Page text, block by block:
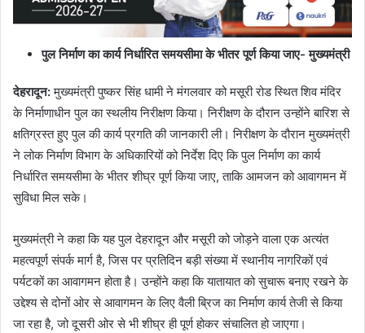
पुल निर्माण का कार्य निर्धारित समयसीमा के भीतर पूर्ण किया जाए- मुख्यमंत्री
देहरादून:मुख्यमंत्री पुष्कर सिंह धामी ने मंगलवार को मसूरी रोड स्थित शिव मंदिर
के निर्माणाधीन पुल का स्थलीय निरीक्षण किया। निरीक्षण के दौरान उन्होंने बारिश से
क्षतिग्रस्त हुए पुल की कार्य प्रगति की जानकारी ली। निरीक्षण के दौरान मुख्यमंत्री
ने लोक निर्माण विभाग के अधिकारियों को निर्देश दिए कि पुल निर्माण का कार्य
निर्धारित समयसीमा के भीतर शीघ्र पूर्ण किया जाए, ताकि आमजन को आवागमन में
सुविधा मिल सके।
मुख्यमंत्री ने कहा कि यह पुल देहरादून और मसूरी को जोड़ने वाला एक अत्यंत
महत्वपूर्ण संपर्क मार्ग है, जिस पर प्रतिदिन बड़ी संख्या में स्थानीय नागरिकों एवं
पर्यटकों का आवागमन होता है। उन्होंने कहा कि यातायात को सुचारू बनाए रखने के
उद्देश्य से दोनों ओर से आवागमन के लिए वैली ब्रिज का निर्माण कार्य तेजी से किया
जा रहा है, जो दूसरी ओर से भी शीघ्र ही पूर्ण होकर संचालित हो जाएगा।